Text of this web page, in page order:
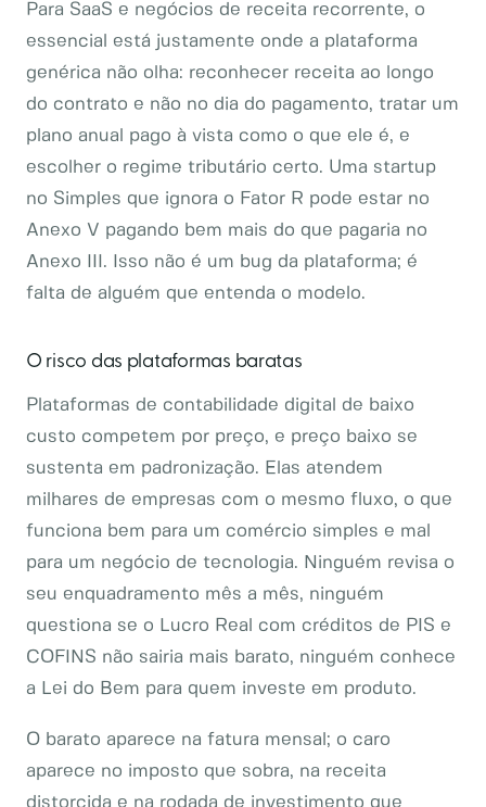
Para SaaS e negócios de receita recorrente, o
essencial está justamente onde a plataforma
genérica não olha: reconhecer receita ao longo
do contrato e não no dia do pagamento, tratar um
plano anual pago à vista como o que ele é, e
escolher o regime tributário certo. Uma startup
no Simples que ignora o Fator R pode estar no
Anexo V pagando bem mais do que pagaria no
Anexo III. Isso não é um bug da plataforma; é
falta de alguém que entenda o modelo.
O risco das plataformas baratas
Plataformas de contabilidade digital de baixo
custo competem por preço, e preço baixo se
sustenta em padronização. Elas atendem
milhares de empresas com o mesmo fluxo, o que
funciona bem para um comércio simples e mal
para um negócio de tecnologia. Ninguém revisa o
seu enquadramento mês a mês, ninguém
questiona se o Lucro Real com créditos de PIS e
COFINS não sairia mais barato, ninguém conhece
a Lei do Bem para quem investe em produto.
O barato aparece na fatura mensal; o caro
aparece no imposto que sobra, na receita
distorcida e na rodada de investimento que